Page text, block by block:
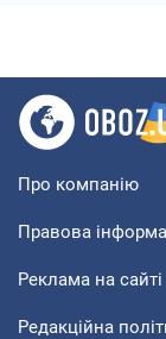
Про компанію
Правова
Реклама на сайті
Редакційна